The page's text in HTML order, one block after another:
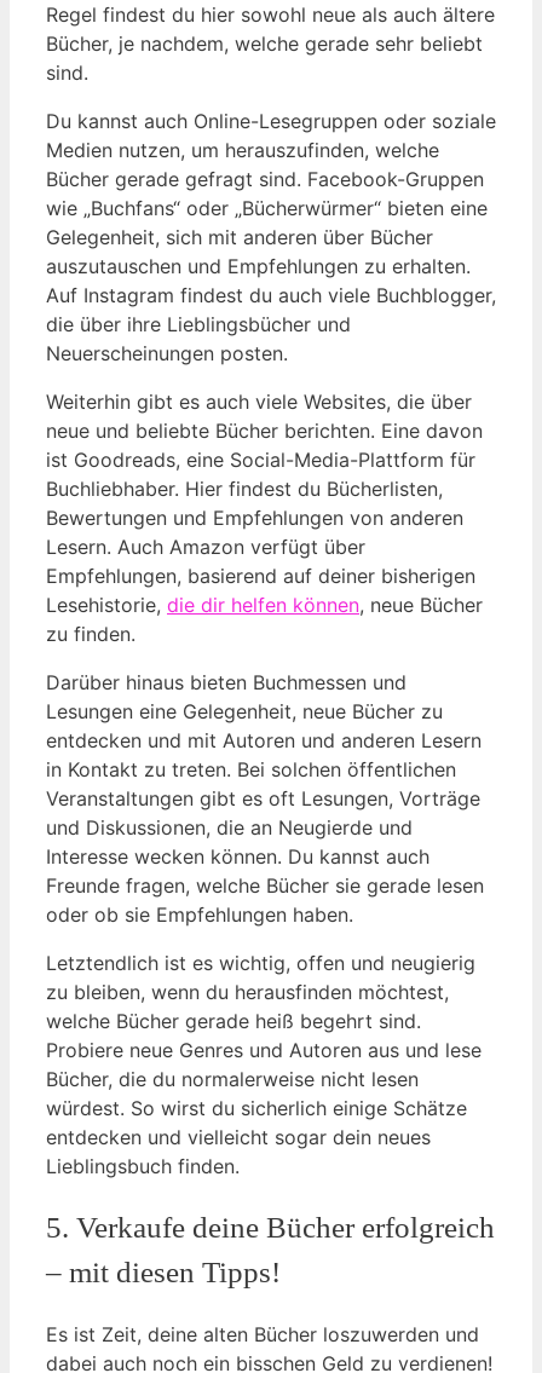
Regel findest du hier sowohl neue als auch ältere
Bücher, je nachdem, welche gerade sehr beliebt
sind.
Du kannst auch Online-Lesegruppen oder soziale
Medien nutzen, um herauszufinden, welche
Bücher gerade gefragt sind. Facebook-Gruppen
wie „Buchfans“ oder „Bücherwürmer“ bieten eine
Gelegenheit, sich mit anderen über Bücher
auszutauschen und Empfehlungen zu erhalten.
Auf Instagram findest du auch viele Buchblogger,
die über ihre Lieblingsbücher und
Neuerscheinungen posten.
Weiterhin gibt es auch viele Websites, die über
neue und beliebte Bücher berichten. Eine davon
ist Goodreads, eine Social-Media-Plattform für
Buchliebhaber. Hier findest du Bücherlisten,
Bewertungen und Empfehlungen von anderen
Lesern. Auch Amazon verfügt über
Empfehlungen, basierend auf deiner bisherigen
Lesehistorie, die dir helfen können, neue Bücher
zu finden.
Darüber hinaus bieten Buchmessen und
Lesungen eine Gelegenheit, neue Bücher zu
entdecken und mit Autoren und anderen Lesern
in Kontakt zu treten. Bei solchen öffentlichen
Veranstaltungen gibt es oft Lesungen, Vorträge
und Diskussionen, die an Neugierde und
Interesse wecken können. Du kannst auch
Freunde fragen, welche Bücher sie gerade lesen
oder ob sie Empfehlungen haben.
Letztendlich ist es wichtig, offen und neugierig
zu bleiben, wenn du herausfinden möchtest,
welche Bücher gerade heiß begehrt sind.
Probiere neue Genres und Autoren aus und lese
Bücher, die du normalerweise nicht lesen
würdest. So wirst du sicherlich einige Schätze
entdecken und vielleicht sogar dein neues
Lieblingsbuch finden.
5. Verkaufe deine Bücher erfolgreich
– mit diesen Tipps!
Es ist Zeit, deine alten Bücher loszuwerden und
dabei auch noch ein bisschen Geld zu verdienen!